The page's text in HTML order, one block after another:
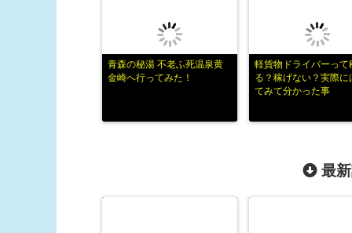
青森の秘湯 不老ふ死温泉黄
金崎へ行ってみた！
軽貨物ドライバーって
る？稼げない？実際に
てみて分かった事
最